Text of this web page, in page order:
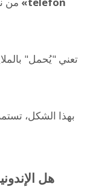
بهذا الشكل،
هل